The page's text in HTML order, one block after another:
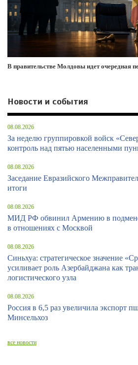
В правительстве Молдовы идет очередная
Новости и события
08.08.2026
За неделю группировкой войск
контроль над пятью населенными
08.08.2026
Заседание Евразийского
итоги
08.08.2026
МИД РФ обвинил Армению в
в отношениях с Москвой
08.08.2026
Синьхуа: стратегическое значение
усиливает роль Азербайджана как
логистического узла
08.08.2026
Россия в 6,5 раз увеличила экспорт
Минсельхоз
все новости